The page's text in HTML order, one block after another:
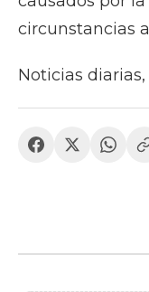
circunstancias
Noticias